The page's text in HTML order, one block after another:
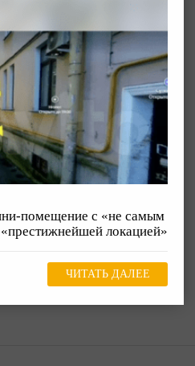
помещение с «не самым
локацией»
ЧИТАТЬ ДАЛЕЕ